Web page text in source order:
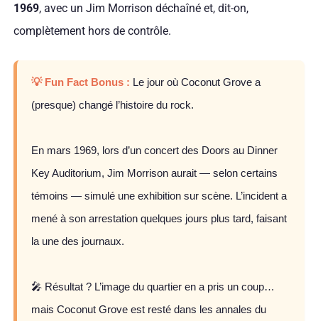
1969, avec un Jim Morrison déchaîné et, dit-on,
complètement hors de contrôle.
💡 Fun Fact Bonus : Le jour où Coconut Grove a
(presque) changé l’histoire du rock.
En mars 1969, lors d’un concert des Doors au Dinner
Key Auditorium, Jim Morrison aurait — selon certains
témoins — simulé une exhibition sur scène. L’incident a
mené à son arrestation quelques jours plus tard, faisant
la une des journaux.
🎤 Résultat ? L’image du quartier en a pris un coup…
mais Coconut Grove est resté dans les annales du